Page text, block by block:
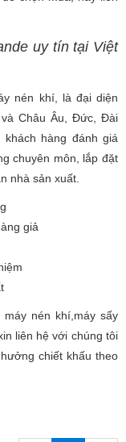
uy tín tại Việt
nén khí, là đại diện
Châu Âu, Đức, Đài
hàng đánh giá
chuyên môn, lắp đặt
nhà sản xuất.
giả
nén khí,máy sấy
liên hệ với chúng tôi
chiết khấu theo